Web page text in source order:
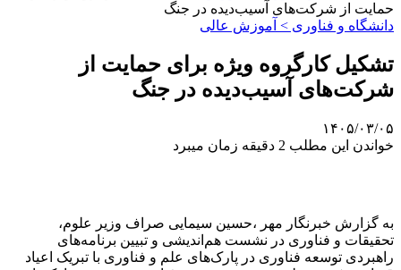
حمایت از شرکت‌های آسیب‌دیده در جنگ
دانشگاه و فناوری > آموزش عالی
تشکیل کارگروه ویژه برای حمایت از
شرکت‌های آسیب‌دیده در جنگ
۱۴۰۵/۰۳/۰۵
خواندن این مطلب 2 دقیقه زمان میبرد
به گزارش خبرنگار مهر ،حسین سیمایی صراف وزیر علوم،
تحقیقات و فناوری در نشست هم‌اندیشی و تبیین برنامه‌های
راهبردی توسعه فناوری در پارک‌های علم و فناوری با تبریک اعیاد